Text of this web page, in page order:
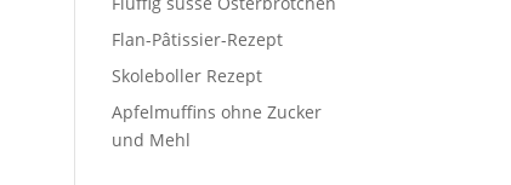
Flan-Pâtissier-Rezept
Skoleboller Rezept
Apfelmuffins ohne Zucker
und Mehl